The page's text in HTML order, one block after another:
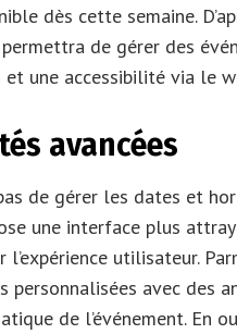
dès cette semaine.
permettra de gérer des
une accessibilité via le
avancées
de gérer les dates et
une interface plus
l’expérience utilisateur.
avec des
de l’événement. En